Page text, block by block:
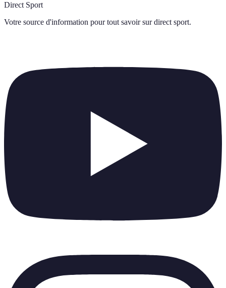
Direct Sport
Votre source d'information pour tout savoir sur direct sport.